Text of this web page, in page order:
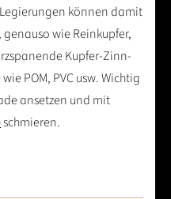
können damit
wie Reinkupfer,
Kupfer-Zinn-
POM, PVC usw. Wichtig
ansetzen und mit
schmieren.